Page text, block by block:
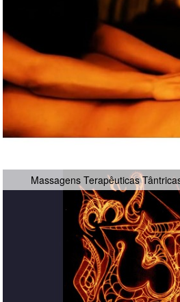
Massagens Terapêuticas